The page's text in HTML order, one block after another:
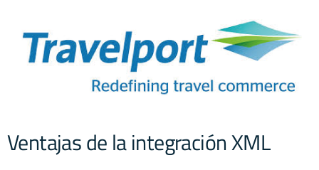
Ventajas de la integración XML